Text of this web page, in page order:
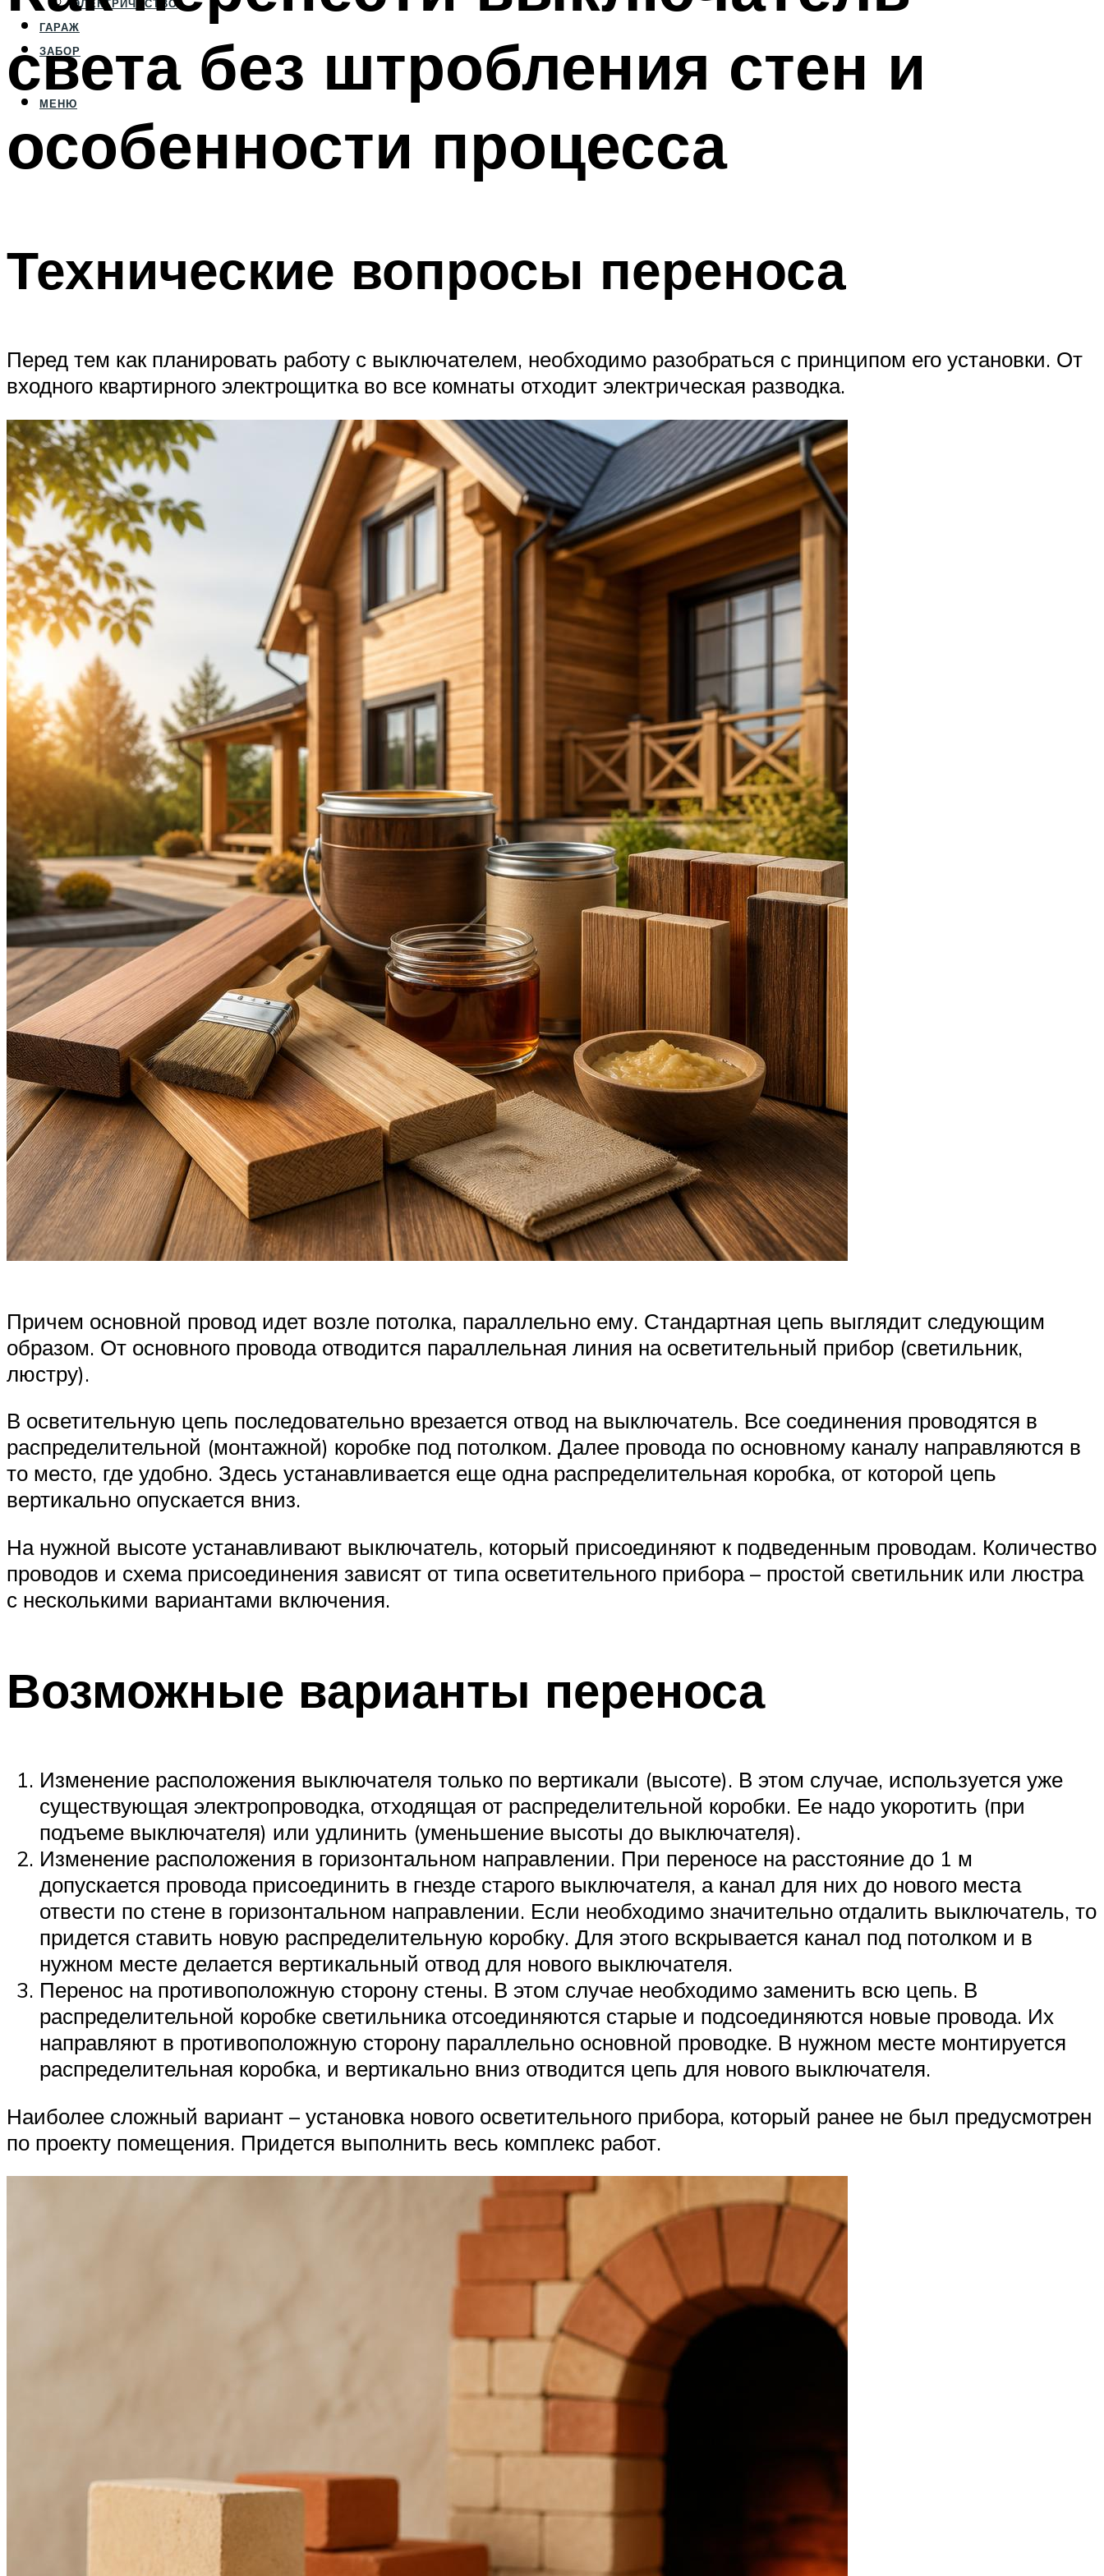
ЭЛЕКТРИЧЕСТВО
ГАРАЖ
ЗАБОР
МЕНЮ
света без штробления стен и
особенности процесса
Технические вопросы переноса
Перед тем как планировать работу с выключателем, необходимо разобраться с принципом его установки. От
входного квартирного электрощитка во все комнаты отходит электрическая разводка.
Причем основной провод идет возле потолка, параллельно ему. Стандартная цепь выглядит следующим
образом. От основного провода отводится параллельная линия на осветительный прибор (светильник,
люстру).
В осветительную цепь последовательно врезается отвод на выключатель. Все соединения проводятся в
распределительной (монтажной) коробке под потолком. Далее провода по основному каналу направляются в
то место, где удобно. Здесь устанавливается еще одна распределительная коробка, от которой цепь
вертикально опускается вниз.
На нужной высоте устанавливают выключатель, который присоединяют к подведенным проводам. Количество
проводов и схема присоединения зависят от типа осветительного прибора – простой светильник или люстра
с несколькими вариантами включения.
Возможные варианты переноса
Изменение расположения выключателя только по вертикали (высоте). В этом случае, используется уже
существующая электропроводка, отходящая от распределительной коробки. Ее надо укоротить (при
подъеме выключателя) или удлинить (уменьшение высоты до выключателя).
Изменение расположения в горизонтальном направлении. При переносе на расстояние до 1 м
допускается провода присоединить в гнезде старого выключателя, а канал для них до нового места
отвести по стене в горизонтальном направлении. Если необходимо значительно отдалить выключатель, то
придется ставить новую распределительную коробку. Для этого вскрывается канал под потолком и в
нужном месте делается вертикальный отвод для нового выключателя.
Перенос на противоположную сторону стены. В этом случае необходимо заменить всю цепь. В
распределительной коробке светильника отсоединяются старые и подсоединяются новые провода. Их
направляют в противоположную сторону параллельно основной проводке. В нужном месте монтируется
распределительная коробка, и вертикально вниз отводится цепь для нового выключателя.
Наиболее сложный вариант – установка нового осветительного прибора, который ранее не был предусмотрен
по проекту помещения. Придется выполнить весь комплекс работ.